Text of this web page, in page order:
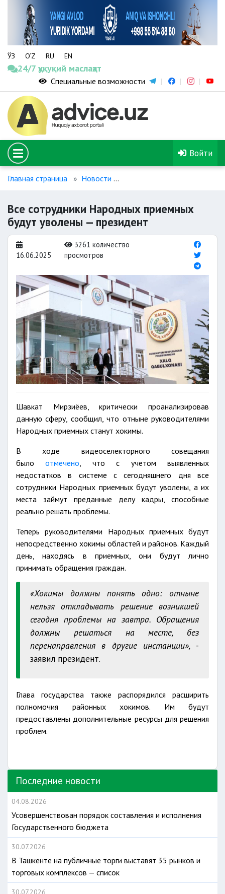
ЎЗ O‘Z RU EN
24/7 ҳуқуқий маслаҳат
Специальные возможности
Войти
Главная страница Новости
Все сотрудники Народных приемных
будут уволены — президент
16.06.2025
3261 количество
просмотров
Шавкат Мирзиёев, критически проанализировав
данную сферу, сообщил, что отныне руководителями
Народных приемных станут хокимы.
В ходе видеоселекторного совещания
былоотмечено, что с учетом выявленных
недостатков в системе с сегодняшнего дня все
сотрудники Народных приемных будут уволены, а их
места займут преданные делу кадры, способные
реально решать проблемы.
Теперь руководителями Народных приемных будут
непосредственно хокимы областей и районов. Каждый
день, находясь в приемных, они будут лично
принимать обращения граждан.
«Хокимы должны понять одно: отныне
нельзя откладывать решение возникшей
сегодня проблемы на завтра. Обращения
должны решаться на месте, без
перенаправления в другие инстанции»,-
заявил президент.
Глава государства также распорядился расширить
полномочия районных хокимов. Им будут
предоставлены дополнительные ресурсы для решения
проблем.
Последние новости
04.08.2026
Усовершенствован порядок составления и исполнения
Государственного бюджета
30.07.2026
В Ташкенте на публичные торги выставят 35 рынков и
торговых комплексов — список
30.07.2026